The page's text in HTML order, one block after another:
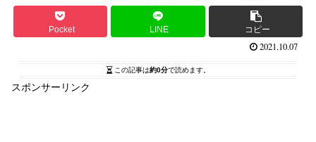
Pocket LINE コピー
2021.10.07
この記事は約0分で読めます。
スポンサーリンク